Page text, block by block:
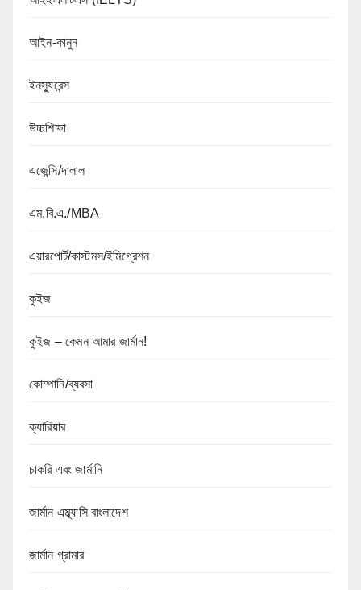
আইন-কানুন
ইনস্যুরেন্স
উচ্চশিক্ষা
এজেন্সি/দালাল
এম.বি.এ./MBA
এয়ারপোর্ট/কাস্টমস/ইমিগ্রেশন
কুইজ
কুইজ – কেমন আমার জার্মান!
কোম্পানি/ব্যবসা
ক্যারিয়ার
চাকরি এবং জার্মানি
জার্মান এম্ব্যাসি বাংলাদেশ
জার্মান গ্রামার